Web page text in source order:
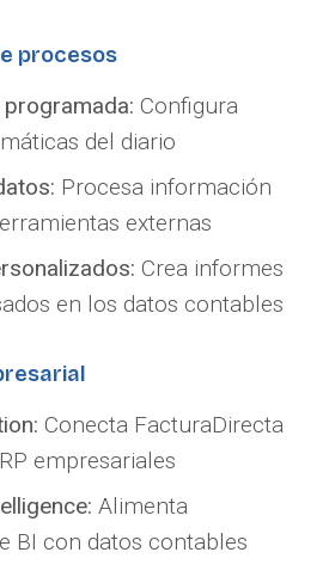
procesos
Configura
del diario
Procesa información
externas
Crea informes
en los datos contables
Conecta FacturaDirecta
empresariales
Alimenta
BI con datos contables